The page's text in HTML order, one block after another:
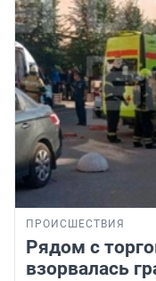
ПРОИСШЕСТВИЯ
Рядом с
взорвалась